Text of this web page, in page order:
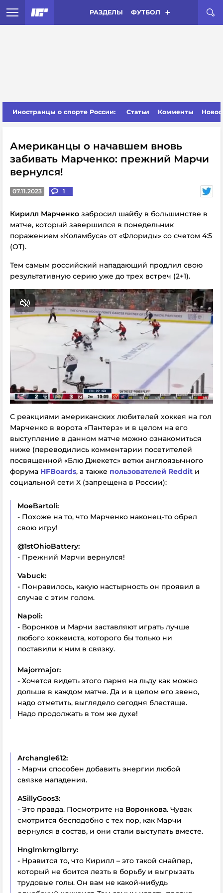
РАЗДЕЛЫ ФУТБОЛ
Иностранцы о спорте России: Статьи Комменты
Американцы о начавшем вновь
забивать Марченко: прежний Марчи
вернулся!
07.11.2023 1
Кирилл Марченко забросил шайбу в большинстве в
матче, который завершился в понедельник
поражением «Коламбуса» от «Флориды» со счетом 4:5
(ОТ).
Тем самым российский нападающий продлил свою
результативную серию уже до трех встреч (2+1).
С реакциями американских любителей хоккея на гол
Марченко в ворота «Пантерз» и в целом на его
выступление в данном матче можно ознакомиться
ниже (переводились комментарии посетителей
посвященной «Блю Джекетс» ветки англоязычного
форума HFBoards, а также пользователей Reddit и
социальной сети X (запрещена в России):
MoeBartoli:
- Похоже на то, что Марченко наконец-то обрел
свою игру!
@1stOhioBattery:
- Прежний Марчи вернулся!
Vabuck:
- Понравилось, какую настырность он проявил в
случае с этим голом.
Napoli:
- Воронков и Марчи заставляют играть лучше
любого хоккеиста, которого бы только ни
поставили к ним в связку.
Majormajor:
- Хочется видеть этого парня на льду как можно
дольше в каждом матче. Да и в целом его звено,
надо отметить, выглядело сегодня блестяще.
Надо продолжать в том же духе!
Archangle612:
- Марчи способен добавить энергии любой
связке нападения.
ASillyGoos3:
- Это правда. Посмотрите на Воронкова. Чувак
смотрится бесподобно с тех пор, как Марчи
вернулся в состав, и они стали выступать вместе.
Hnglmkrnglbrry:
- Нравится то, что Кирилл – это такой снайпер,
который не боится лезть в борьбу и выгрызать
трудовые голы. Он вам не какой-нибудь